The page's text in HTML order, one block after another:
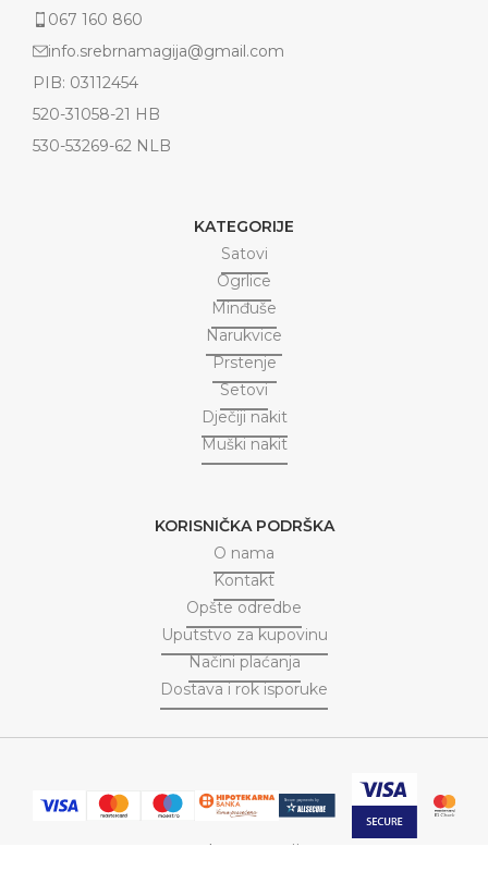
067 160 860
info.srebrnamagija@gmail.com
PIB: 03112454
520-31058-21 HB
530-53269-62 NLB
KATEGORIJE
Satovi
Ogrlice
Minđuše
Narukvice
Prstenje
Setovi
Dječiji nakit
Muški nakit
KORISNIČKA PODRŠKA
O nama
Kontakt
Opšte odredbe
Uputstvo za kupovinu
Načini plaćanja
Dostava i rok isporuke
Srebrna Magija